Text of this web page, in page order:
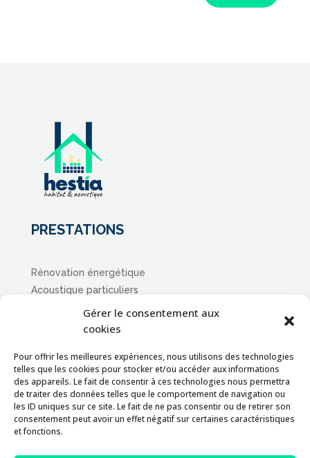
Gérer le consentement aux
cookies
Pour offrir les meilleures expériences, nous utilisons des technologies
telles que les cookies pour stocker et/ou accéder aux informations
des appareils. Le fait de consentir à ces technologies nous permettra
de traiter des données telles que le comportement de navigation ou
les ID uniques sur ce site. Le fait de ne pas consentir ou de retirer son
consentement peut avoir un effet négatif sur certaines caractéristiques
et fonctions.
PRESTATIONS
Rénovation énergétique
Acoustique particuliers
Acoustique professionnels
Formulaire de contact